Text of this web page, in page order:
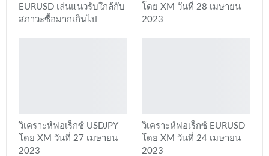
EURUSD เล่นแนวรับใกล้กับ
สภาวะซื้อมากเกินไป
โดย XM วันที่ 28 เมษายน
2023
วิเคราะห์ฟอเร็กซ์ USDJPY
โดย XM วันที่ 27 เมษายน
2023
วิเคราะห์ฟอเร็กซ์ EURUSD
โดย XM วันที่ 24 เมษายน
2023